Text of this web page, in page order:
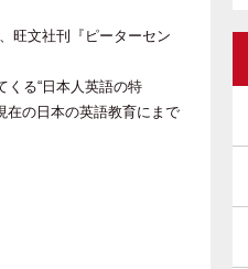
旺文社刊『ピーターセン
くる“日本人英語の特
在の日本の英語教育にまで